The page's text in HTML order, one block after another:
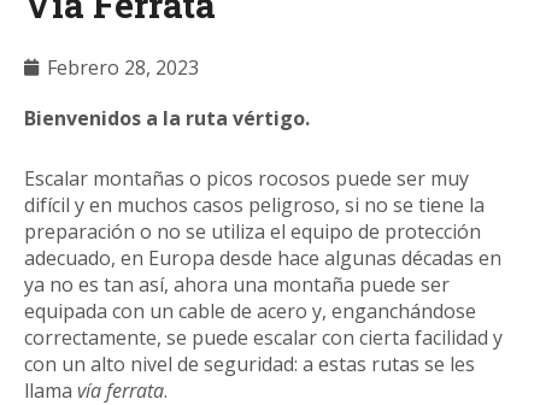
Febrero 28, 2023
Bienvenidos a la ruta vértigo.
Escalar montañas o picos rocosos puede ser muy
difícil y en muchos casos peligroso, si no se tiene la
preparación o no se utiliza el equipo de protección
adecuado, en Europa desde hace algunas décadas en
ya no es tan así, ahora una montaña puede ser
equipada con un cable de acero y, enganchándose
correctamente, se puede escalar con cierta facilidad y
con un alto nivel de seguridad: a estas rutas se les
llama vía ferrata.